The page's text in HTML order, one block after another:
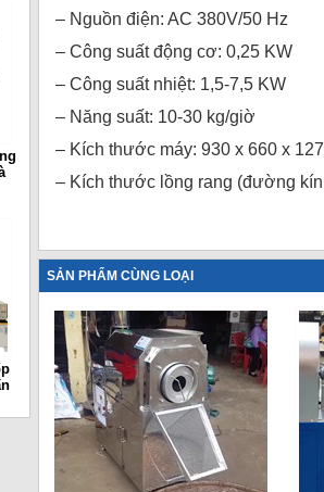
– Nguồn điện: AC 380V/50 Hz
– Công suất động cơ: 0,25 KW
– Công suất nhiệt: 1,5-7,5 KW
– Năng suất: 10-30 kg/giờ
– Kích thước máy: 930 x 660 x
– Kích thước lồng rang (đường
SẢN PHẨM CÙNG LOẠI